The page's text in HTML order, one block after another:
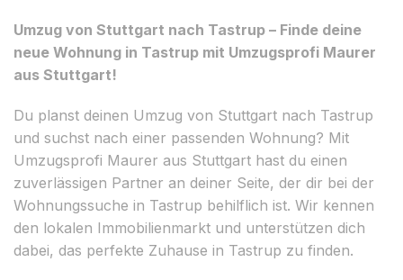
Umzug von Stuttgart nach Tastrup – Finde deine
neue Wohnung in Tastrup mit Umzugsprofi Maurer
aus Stuttgart!
Du planst deinen Umzug von Stuttgart nach Tastrup
und suchst nach einer passenden Wohnung? Mit
Umzugsprofi Maurer aus Stuttgart hast du einen
zuverlässigen Partner an deiner Seite, der dir bei der
Wohnungssuche in Tastrup behilflich ist. Wir kennen
den lokalen Immobilienmarkt und unterstützen dich
dabei, das perfekte Zuhause in Tastrup zu finden.